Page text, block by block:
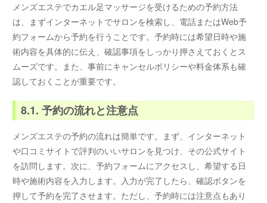
メンズエステでカエル足マッサージを受けるための予約方法
は、まずインターネットでサロンを検索し、電話またはWeb予
約フォームから予約を行うことです。予約時には希望日時や施
術内容を具体的に伝え、確認事項をしっかり押さえておくとス
ムーズです。また、事前にキャンセルポリシーや料金体系も確
認しておくことが重要です。
8.1. 予約の流れと注意点
メンズエステの予約の流れは簡単です。まず、インターネット
や口コミサイトで評判のいいサロンを見つけ、その公式サイト
を訪問します。次に、予約フォームにアクセスし、希望する日
時や施術内容を入力します。入力が完了したら、確認ボタンを
押して予約を完了させます。ただし、予約時には注意点もあり